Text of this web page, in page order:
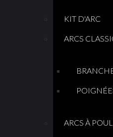
KIT D'ARC
ARCS
ARCS À